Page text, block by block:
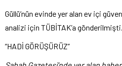
Güllü’nün evinde yer alan ev içi
analizi için TÜBİTAK’a gönderilmişti.
“HADİ GÖRÜŞÜRÜZ”